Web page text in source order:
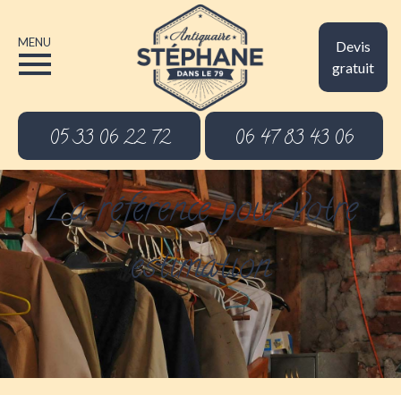
Devis
gratuit
MENU
05 33 06 22 72 06 47 83 43 06
La référence pour votre
estimation